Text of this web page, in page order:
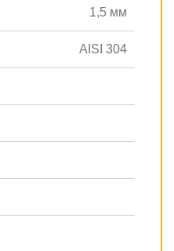
1,5 мм
AISI 304